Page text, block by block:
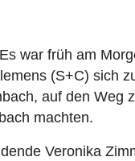
Es war früh am
(S+C) sich
auf den Weg
machten.
Veronika